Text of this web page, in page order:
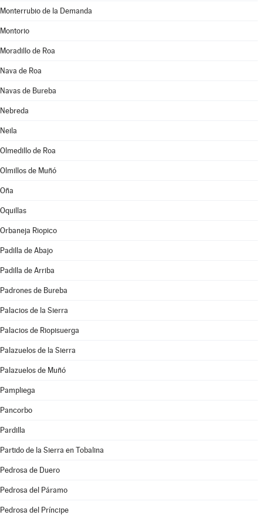
Monterrubio de la Demanda
Montorio
Moradillo de Roa
Nava de Roa
Navas de Bureba
Nebreda
Neila
Olmedillo de Roa
Olmillos de Muñó
Oña
Oquillas
Orbaneja Riopico
Padilla de Abajo
Padilla de Arriba
Padrones de Bureba
Palacios de la Sierra
Palacios de Riopisuerga
Palazuelos de la Sierra
Palazuelos de Muñó
Pampliega
Pancorbo
Pardilla
Partido de la Sierra en Tobalina
Pedrosa de Duero
Pedrosa del Páramo
Pedrosa del Príncipe